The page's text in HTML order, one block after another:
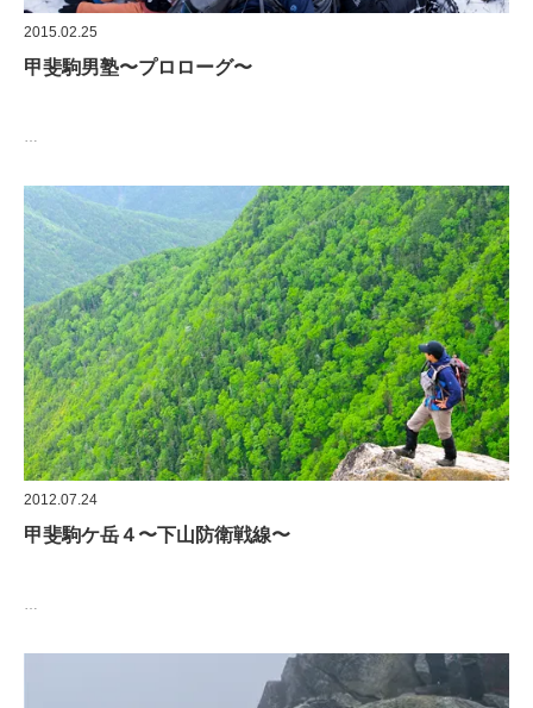
2015.02.25
甲斐駒男塾〜プロローグ〜
…
2012.07.24
甲斐駒ケ岳４〜下山防衛戦線〜
…